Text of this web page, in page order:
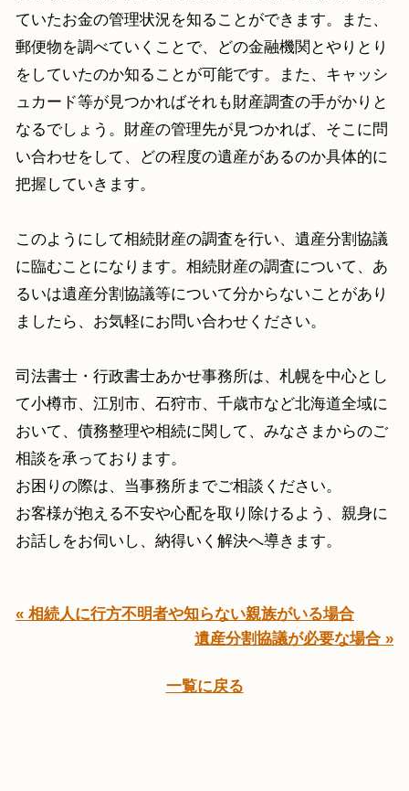
ていたお金の管理状況を知ることができます。また、
郵便物を調べていくことで、どの金融機関とやりとり
をしていたのか知ることが可能です。また、キャッシ
ュカード等が見つかればそれも財産調査の手がかりと
なるでしょう。財産の管理先が見つかれば、そこに問
い合わせをして、どの程度の遺産があるのか具体的に
把握していきます。
このようにして相続財産の調査を行い、遺産分割協議
に臨むことになります。相続財産の調査について、あ
るいは遺産分割協議等について分からないことがあり
ましたら、お気軽にお問い合わせください。
司法書士・行政書士あかせ事務所は、札幌を中心とし
て小樽市、江別市、石狩市、千歳市など北海道全域に
おいて、債務整理や相続に関して、みなさまからのご
相談を承っております。
お困りの際は、当事務所までご相談ください。
お客様が抱える不安や心配を取り除けるよう、親身に
お話しをお伺いし、納得いく解決へ導きます。
« 相続人に行方不明者や知らない親族がいる場合
遺産分割協議が必要な場合 »
一覧に戻る